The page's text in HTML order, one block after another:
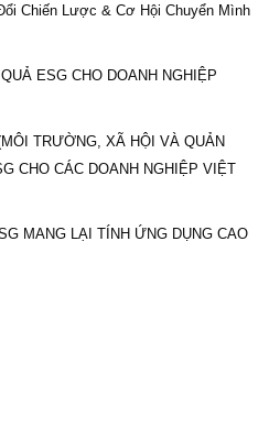
Chiến Lược & Cơ Hội Chuyển Mình
ESG CHO DOANH NGHIỆP
TRƯỜNG, XÃ HỘI VÀ QUẢN
CHO CÁC DOANH NGHIỆP VIỆT
MANG LẠI TÍNH ỨNG DỤNG CAO